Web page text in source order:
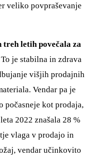
veliko povpraševanje
letih povečala za
To je stabilna in zdrava
višjih prodajnih
Vendar pa je
počasneje kot prodaja,
2022 znašala 28 %
vlaga v prodajo in
vendar učinkovito